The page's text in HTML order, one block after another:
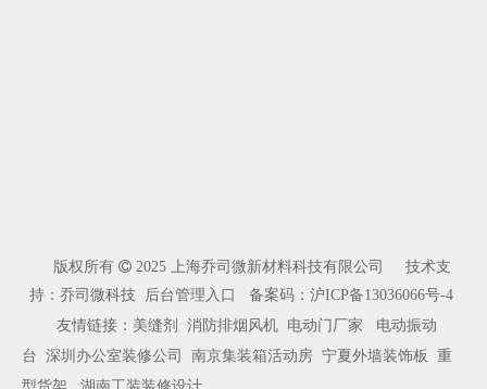
版权所有  2025 上海乔司微新材料科技有限公司 技术支
持：乔司微科技 后台管理入口 备案码： 沪ICP备13036066号-4
友情链接： 美缝剂 消防排烟风机 电动门厂家
电动振动
台 深圳办公室装修公司 南京集装箱活动房 宁夏外墙装饰板
重